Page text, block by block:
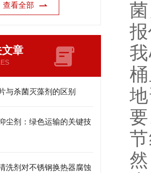
查看全部
章
与杀菌灭藻剂的区别
尘剂：绿色运输的关键技
洗剂对不锈钢换热器腐蚀